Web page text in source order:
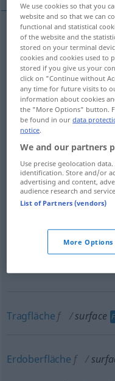
Oberflächef surface
Oberflächef surface
Außenseite
(das)Äußere surface
(Ober)Flächef
Flächeninhaltm
Tragfläche f surface
Erdoberfläche f
We use cookies so that you
website and so that we can
functional and statistical
of the website and the
stored on your terminal
cookies and cookies used to
stored if you give us your
click on "Continue without
any time for future visits to
information about cookies
the "More Options" button.
be found in ourdata
notice.
We and our partners
Use precise geolocation
identification. Store and/or
advertising and content,
audience research and
List of Partners (vendors)
More Options